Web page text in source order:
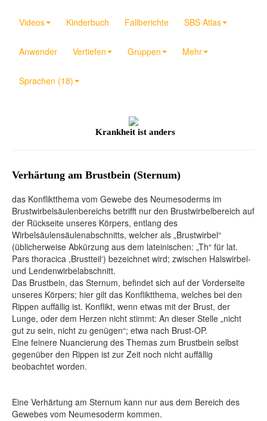
Videos Kinderbuch Fallberichte SBS Atlas
Anwender Vertiefen Gruppen Mehr
Sprachen (18)
Krankheit ist anders
Verhärtung am Brustbein (Sternum)
das Konfliktthema vom Gewebe des Neumesoderms im
Brustwirbelsäulenbereichs betrifft nur den Brustwirbelbereich auf
der Rückseite unseres Körpers, entlang des
Wirbelsäulensäulenabschnitts, welcher als „Brustwirbel“
(üblicherweise Abkürzung aus dem lateinischen: „Th“ für lat.
Pars thoracica ,Brustteil‘) bezeichnet wird; zwischen Halswirbel-
und Lendenwirbelabschnitt.
Das Brustbein, das Sternum, befindet sich auf der Vorderseite
unseres Körpers; hier gilt das Konfliktthema, welches bei den
Rippen auffällig ist. Konflikt, wenn etwas mit der Brust, der
Lunge, oder dem Herzen nicht stimmt: An dieser Stelle „nicht
gut zu sein, nicht zu genügen“; etwa nach Brust-OP.
Eine feinere Nuancierung des Themas zum Brustbein selbst
gegenüber den Rippen ist zur Zeit noch nicht auffällig
beobachtet worden.
Eine Verhärtung am Sternum kann nur aus dem Bereich des
Gewebes vom Neumesoderm kommen.